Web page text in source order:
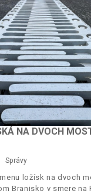
NA DVOCH
Správy
ložísk na dvoch
Branisko v smere na